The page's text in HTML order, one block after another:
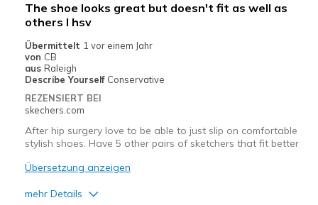
Casual Wear
Going Out
Travel
View On Shoes
The shoe looks great but doesn't fit as well as
others I hsv
Übermittelt 1 vor einem Jahr
von CB
aus Raleigh
Describe Yourself Conservative
REZENSIERT BEI
skechers.com
After hip surgery love to be able to just slip on comfortable
stylish shoes. Have 5 other pairs of sketchers that fit better
Übersetzung anzeigen
mehr Details